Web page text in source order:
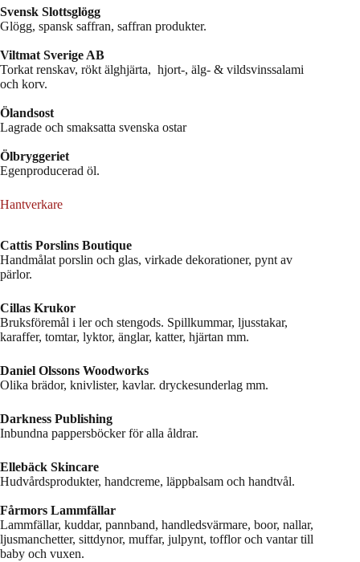
Svensk Slottsglögg
Glögg, spansk saffran, saffran produkter.
Viltmat Sverige AB
Torkat renskav, rökt älghjärta, hjort-, älg- & vildsvinssalami
och korv.
Ölandsost
Lagrade och smaksatta svenska ostar
Ölbryggeriet
Egenproducerad öl.
Hantverkare
Cattis Porslins Boutique
Handmålat porslin och glas, virkade dekorationer, pynt av
pärlor.
Cillas Krukor
Bruksföremål i ler och stengods. Spillkummar, ljusstakar,
karaffer, tomtar, lyktor, änglar, katter, hjärtan mm.
Daniel Olssons Woodworks
Olika brädor, knivlister, kavlar. dryckesunderlag mm.
Darkness Publishing
Inbundna pappersböcker för alla åldrar.
Ellebäck Skincare
Hudvårdsprodukter, handcreme, läppbalsam och handtvål.
Fårmors Lammfällar
Lammfällar, kuddar, pannband, handledsvärmare, boor, nallar,
ljusmanchetter, sittdynor, muffar, julpynt, tofflor och vantar till
baby och vuxen.